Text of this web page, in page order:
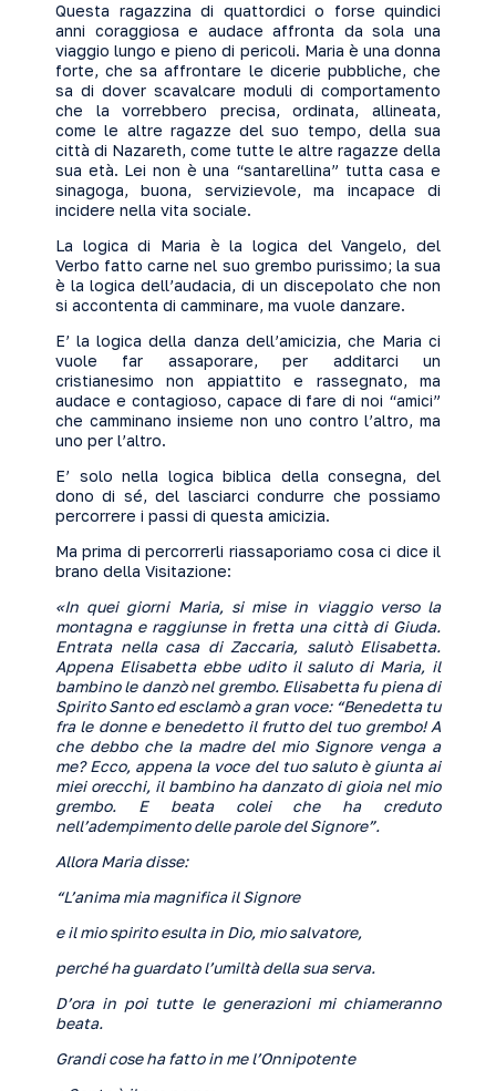
Questa ragazzina di quattordici o forse quindici
anni coraggiosa e audace affronta da sola una
viaggio lungo e pieno di pericoli. Maria è una donna
forte, che sa affrontare le dicerie pubbliche, che
sa di dover scavalcare moduli di comportamento
che la vorrebbero precisa, ordinata, allineata,
come le altre ragazze del suo tempo, della sua
città di Nazareth, come tutte le altre ragazze della
sua età. Lei non è una “santarellina” tutta casa e
sinagoga, buona, servizievole, ma incapace di
incidere nella vita sociale.
La logica di Maria è la logica del Vangelo, del
Verbo fatto carne nel suo grembo purissimo; la sua
è la logica dell’audacia, di un discepolato che non
si accontenta di camminare, ma vuole danzare.
E’ la logica della danza dell’amicizia, che Maria ci
vuole far assaporare, per additarci un
cristianesimo non appiattito e rassegnato, ma
audace e contagioso, capace di fare di noi “amici”
che camminano insieme non uno contro l’altro, ma
uno per l’altro.
E’ solo nella logica biblica della consegna, del
dono di sé, del lasciarci condurre che possiamo
percorrere i passi di questa amicizia.
Ma prima di percorrerli riassaporiamo cosa ci dice il
brano della Visitazione:
«In quei giorni Maria, si mise in viaggio verso la
montagna e raggiunse in fretta una città di Giuda.
Entrata nella casa di Zaccaria, salutò Elisabetta.
Appena Elisabetta ebbe udito il saluto di Maria, il
bambino le danzò nel grembo. Elisabetta fu piena di
Spirito Santo ed esclamò a gran voce: “Benedetta tu
fra le donne e benedetto il frutto del tuo grembo! A
che debbo che la madre del mio Signore venga a
me? Ecco, appena la voce del tuo saluto è giunta ai
miei orecchi, il bambino ha danzato di gioia nel mio
grembo. E beata colei che ha creduto
nell’adempimento delle parole del Signore”.
Allora Maria disse:
“L’anima mia magnifica il Signore
e il mio spirito esulta in Dio, mio salvatore,
perché ha guardato l’umiltà della sua serva.
D’ora in poi tutte le generazioni mi chiameranno
beata.
Grandi cose ha fatto in me l’Onnipotente